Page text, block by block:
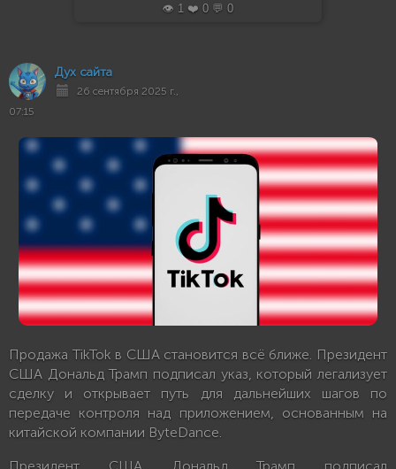
👁️ 1 ❤️ 0 💬 0
Дух сайта
26 сентября 2025 г.,
07:15
Продажа TikTok в США становится всё ближе. Президент
США Дональд Трамп подписал указ, который легализует
сделку и открывает путь для дальнейших шагов по
передаче контроля над приложением, основанным на
китайской компании ByteDance.